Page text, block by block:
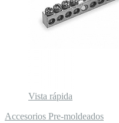
Vista rápida
Accesorios Pre-moldeados